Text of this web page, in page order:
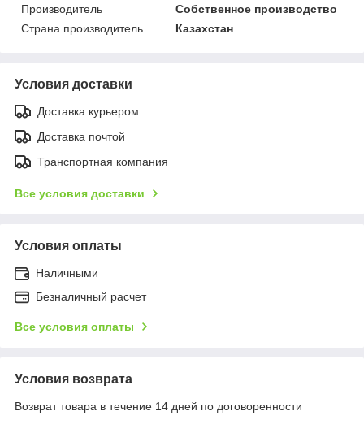
Производитель
Собственное производство
Страна производитель
Казахстан
Условия доставки
Доставка курьером
Доставка почтой
Транспортная компания
Все условия доставки
Условия оплаты
Наличными
Безналичный расчет
Все условия оплаты
Условия возврата
Возврат товара в течение 14 дней по договоренности